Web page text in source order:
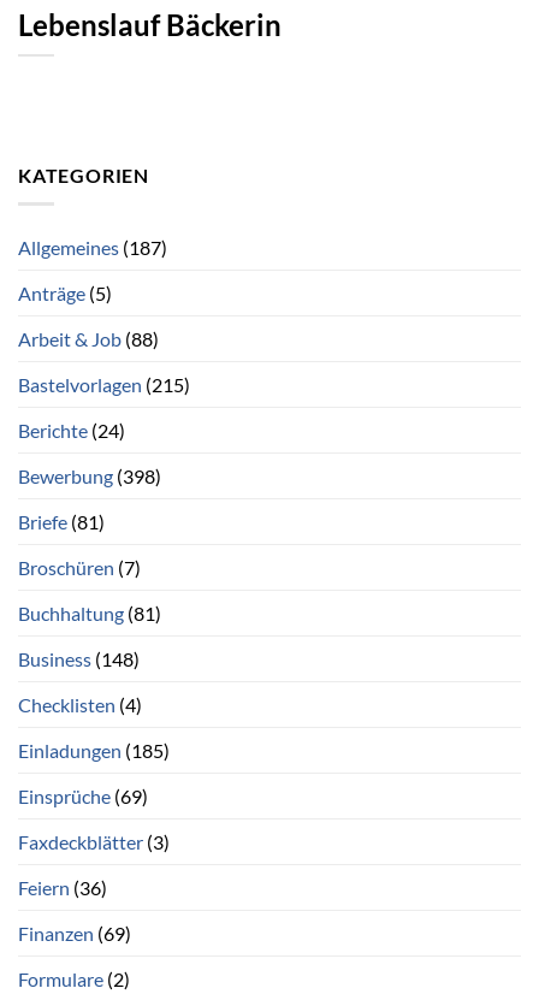
Lebenslauf Bäckerin
KATEGORIEN
Allgemeines (187)
Anträge (5)
Arbeit & Job (88)
Bastelvorlagen (215)
Berichte (24)
Bewerbung (398)
Briefe (81)
Broschüren (7)
Buchhaltung (81)
Business (148)
Checklisten (4)
Einladungen (185)
Einsprüche (69)
Faxdeckblätter (3)
Feiern (36)
Finanzen (69)
Formulare (2)